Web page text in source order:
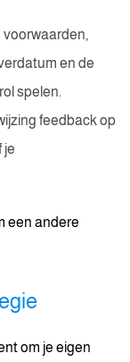
en de
spelen.
feedback op
je
een andere
om je eigen